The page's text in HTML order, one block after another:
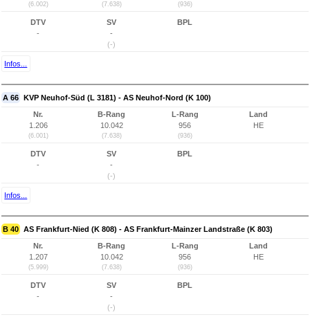
(6.002) (7.638) (936)
DTV
-
SV
-
(-)
BPL
Infos...
A 66 KVP Neuhof-Süd (L 3181) - AS Neuhof-Nord (K 100)
Nr.
1.206
(6.001)
B-Rang
10.042
(7.638)
L-Rang
956
(936)
Land
HE
DTV
-
SV
-
(-)
BPL
Infos...
B 40 AS Frankfurt-Nied (K 808) - AS Frankfurt-Mainzer Landstraße (K 803)
Nr.
1.207
(5.999)
B-Rang
10.042
(7.638)
L-Rang
956
(936)
Land
HE
DTV
-
SV
-
(-)
BPL